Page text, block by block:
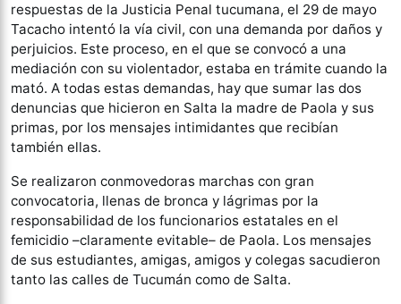
respuestas de la Justicia Penal tucumana, el 29 de mayo
Tacacho intentó la vía civil, con una demanda por daños y
perjuicios. Este proceso, en el que se convocó a una
mediación con su violentador, estaba en trámite cuando la
mató. A todas estas demandas, hay que sumar las dos
denuncias que hicieron en Salta la madre de Paola y sus
primas, por los mensajes intimidantes que recibían
también ellas.
Se realizaron conmovedoras marchas con gran
convocatoria, llenas de bronca y lágrimas por la
responsabilidad de los funcionarios estatales en el
femicidio –claramente evitable– de Paola. Los mensajes
de sus estudiantes, amigas, amigos y colegas sacudieron
tanto las calles de Tucumán como de Salta.